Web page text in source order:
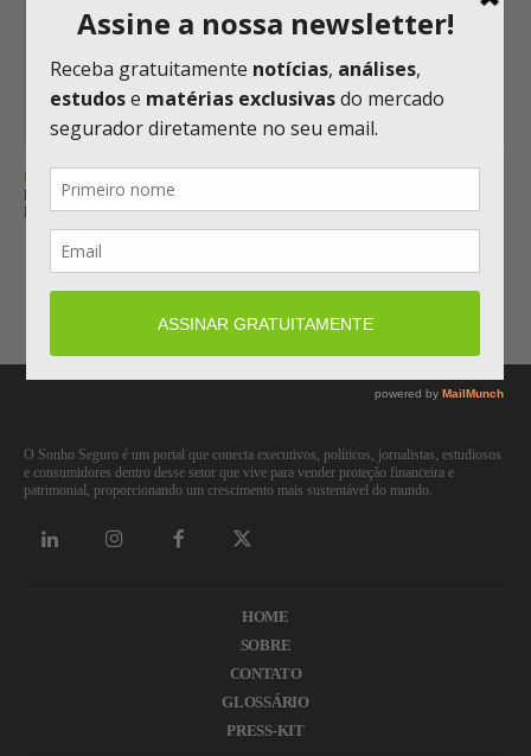
RATING
FITCH REAFIRMA RATING ‘AA-’ DO GRUPO GENERALI, COM
PERSPECTIVA ESTÁVEL
Carregar mais
O Sonho Seguro é um portal que conecta executivos, políticos, jornalistas, estudiosos
e consumidores dentro desse setor que vive para vender proteção financeira e
patrimonial, proporcionando um crescimento mais sustentável do mundo.
HOME
SOBRE
CONTATO
GLOSSÁRIO
PRESS-KIT